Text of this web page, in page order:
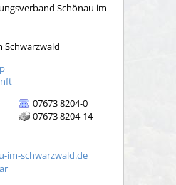
Schönau im
Schwarzwald
07673 8204-0
07673 8204-14
im-schwarzwald.de